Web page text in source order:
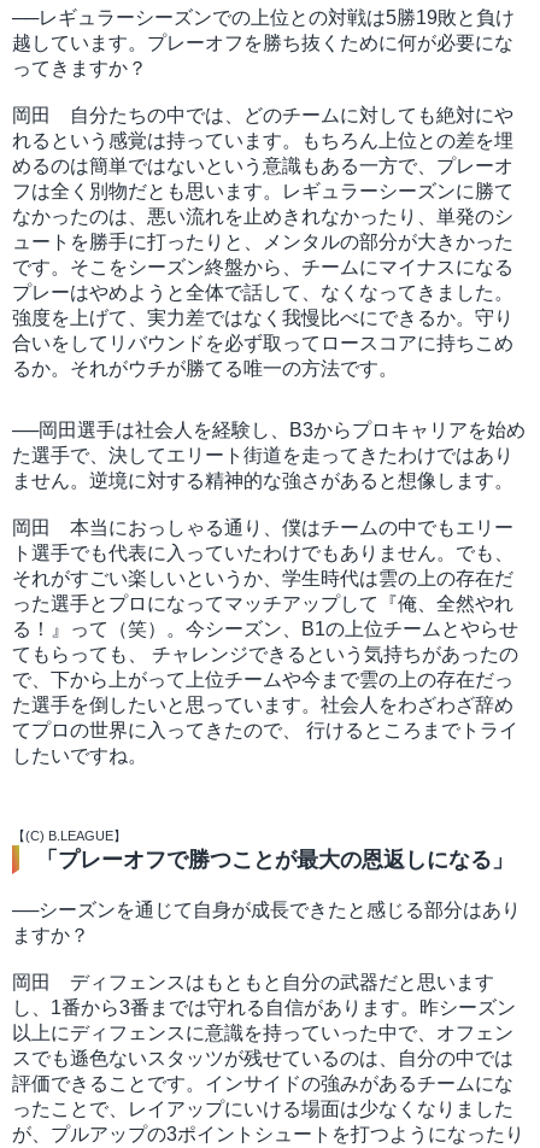
──レギュラーシーズンでの上位との対戦は5勝19敗と負け
越しています。プレーオフを勝ち抜くために何が必要にな
ってきますか？
岡田 自分たちの中では、どのチームに対しても絶対にや
れるという感覚は持っています。もちろん上位との差を埋
めるのは簡単ではないという意識もある一方で、プレーオ
フは全く別物だとも思います。レギュラーシーズンに勝て
なかったのは、悪い流れを止めきれなかったり、単発のシ
ュートを勝手に打ったりと、メンタルの部分が大きかった
です。そこをシーズン終盤から、チームにマイナスになる
プレーはやめようと全体で話して、なくなってきました。
強度を上げて、実力差ではなく我慢比べにできるか。守り
合いをしてリバウンドを必ず取ってロースコアに持ちこめ
るか。それがウチが勝てる唯一の方法です。
──岡田選手は社会人を経験し、B3からプロキャリアを始め
た選手で、決してエリート街道を走ってきたわけではあり
ません。逆境に対する精神的な強さがあると想像します。
岡田 本当におっしゃる通り、僕はチームの中でもエリー
ト選手でも代表に入っていたわけでもありません。でも、
それがすごい楽しいというか、学生時代は雲の上の存在だ
った選手とプロになってマッチアップして『俺、全然やれ
る！』って（笑）。今シーズン、B1の上位チームとやらせ
てもらっても、 チャレンジできるという気持ちがあったの
で、下から上がって上位チームや今まで雲の上の存在だっ
た選手を倒したいと思っています。社会人をわざわざ辞め
てプロの世界に入ってきたので、 行けるところまでトライ
したいですね。
【(C) B.LEAGUE】
「プレーオフで勝つことが最大の恩返しになる」
──シーズンを通じて自身が成長できたと感じる部分はあり
ますか？
岡田 ディフェンスはもともと自分の武器だと思います
し、1番から3番までは守れる自信があります。昨シーズン
以上にディフェンスに意識を持っていった中で、オフェン
スでも遜色ないスタッツが残せているのは、自分の中では
評価できることです。インサイドの強みがあるチームにな
ったことで、レイアップにいける場面は少なくなりました
が、プルアップの3ポイントシュートを打つようになったり